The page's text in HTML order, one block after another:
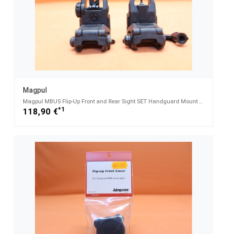
Magpul
Magpul MBUS Flip-Up Front and Rear Sight SET Handguard Mount Polymer Black Klappkimme und Klappkorn
118,90 €*1